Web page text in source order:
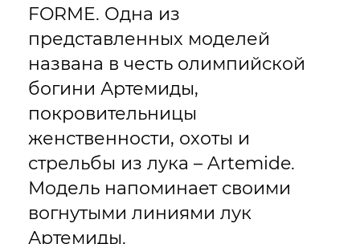
FORME. Одна из
представленных моделей
названа в честь олимпийской
богини Артемиды,
покровительницы
женственности, охоты и
стрельбы из лука – Artemide.
Модель напоминает своими
вогнутыми линиями лук
Артемиды.